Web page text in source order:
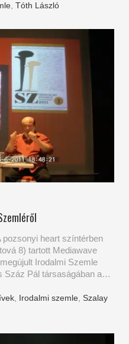
Tóth László
pozsonyi heart színtérben
8) tartott Mediawave
Irodalmi Szemle
Száz Pál társaságában a…
Irodalmi szemle Szalay